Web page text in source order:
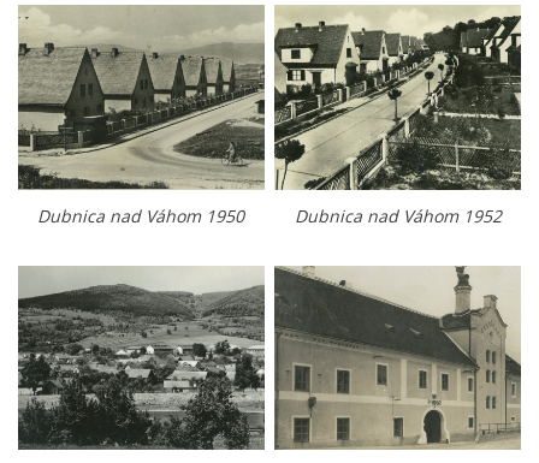
Dubnica nad Váhom 1950 Dubnica nad Váhom 1952